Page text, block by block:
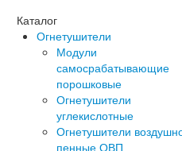
Каталог
Огнетушители
Модули
самосрабатывающие
порошковые
Огнетушители
углекислотные
Огнетушители
пенные ОВП